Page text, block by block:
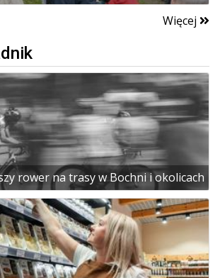
Więcej
rower na trasy w Bochni i okolicach